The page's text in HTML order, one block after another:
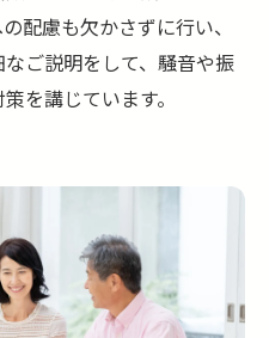
配慮も欠かさずに行い、
ご説明をして、騒音や振
を講じています。